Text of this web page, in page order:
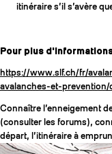
itinéraire s’il s’avère
Pour plus
https://www.slf.ch/fr/
avalanches-et-
Connaître l’enneigement
(consulter les forums),
départ, l’itinéraire à